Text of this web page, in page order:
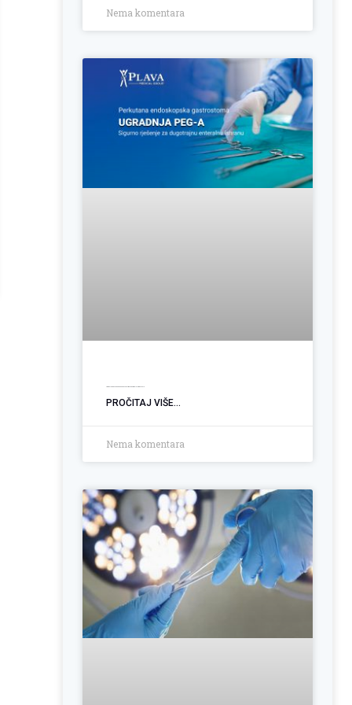
Nema komentara
PROČITAJ VIŠE...
Nema komentara